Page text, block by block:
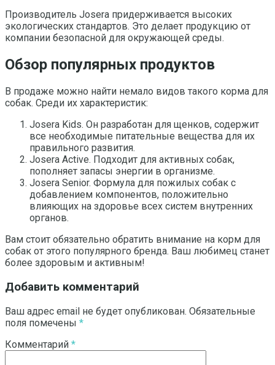
Производитель Josera придерживается высоких
экологических стандартов. Это делает продукцию от
компании безопасной для окружающей среды.
Обзор популярных продуктов
В продаже можно найти немало видов такого корма для
собак. Среди их характеристик:
Josera Kids. Он разработан для щенков, содержит
все необходимые питательные вещества для их
правильного развития.
Josera Active. Подходит для активных собак,
пополняет запасы энергии в организме.
Josera Senior. Формула для пожилых собак с
добавлением компонентов, положительно
влияющих на здоровье всех систем внутренних
органов.
Вам стоит обязательно обратить внимание на корм для
собак от этого популярного бренда. Ваш любимец станет
более здоровым и активным!
Добавить комментарий
Ваш адрес email не будет опубликован. Обязательные
поля помечены *
Комментарий *